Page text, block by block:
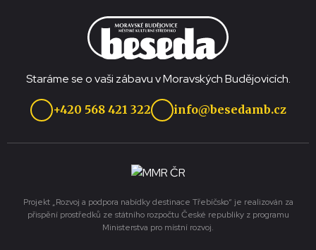
Staráme se o vaši zábavu v Moravských Budějovicích.
+420 568 421 322 info@besedamb.cz
Projekt „Rozvoj a podpora nabídky destinace Třebíčsko“ je realizován za
přispění prostředků ze státního rozpočtu České republiky z programu
Ministerstva pro místní rozvoj.